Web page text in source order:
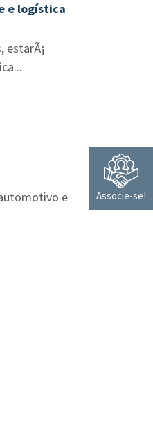
Associe-se!
e logística
estarÃ¡